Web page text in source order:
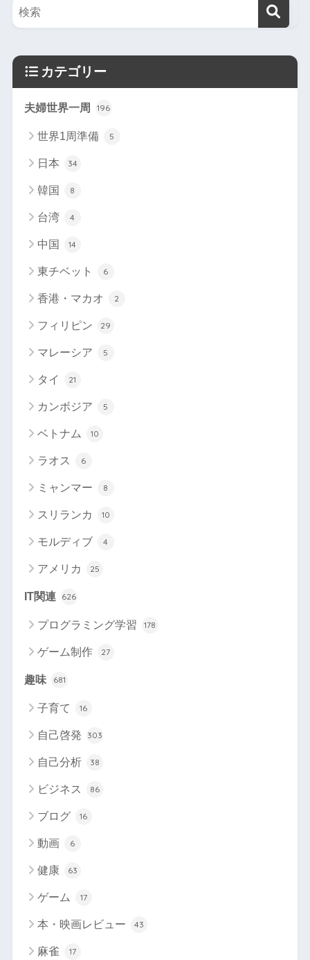
カテゴリー
夫婦世界一周 196
世界1周準備 5
日本 34
韓国 8
台湾 4
中国 14
東チベット 6
香港・マカオ 2
フィリピン 29
マレーシア 5
タイ 21
カンボジア 5
ベトナム 10
ラオス 6
ミャンマー 8
スリランカ 10
モルディブ 4
アメリカ 25
IT関連 626
プログラミング学習 178
ゲーム制作 27
趣味 681
子育て 16
自己啓発 303
自己分析 38
ビジネス 86
ブログ 16
動画 6
健康 63
ゲーム 17
本・映画レビュー 43
麻雀 17